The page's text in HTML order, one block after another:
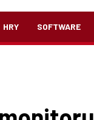
HRY SOFTWARE